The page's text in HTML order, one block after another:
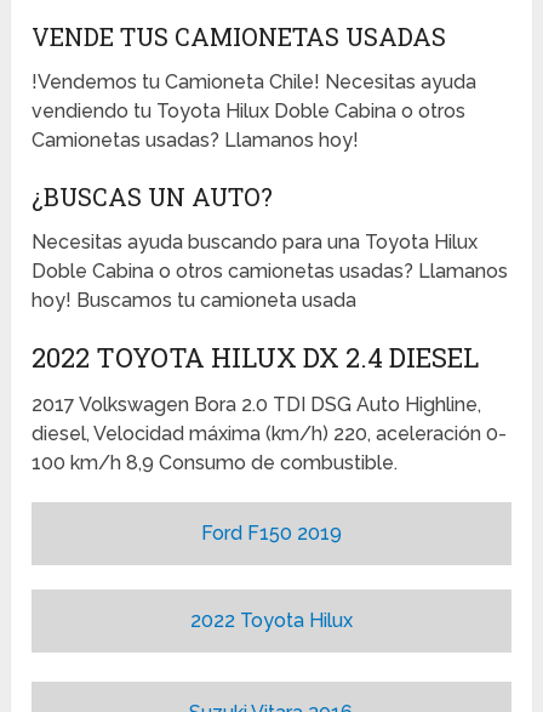
VENDE TUS CAMIONETAS USADAS
!Vendemos tu Camioneta Chile! Necesitas ayuda
vendiendo tu Toyota Hilux Doble Cabina o otros
Camionetas usadas? Llamanos hoy!
¿BUSCAS UN AUTO?
Necesitas ayuda buscando para una Toyota Hilux
Doble Cabina o otros camionetas usadas? Llamanos
hoy! Buscamos tu camioneta usada
2022 TOYOTA HILUX DX 2.4 DIESEL
2017 Volkswagen Bora 2.0 TDI DSG Auto Highline,
diesel, Velocidad máxima (km/h) 220, aceleración 0-
100 km/h 8,9 Consumo de combustible.
Ford F150 2019
2022 Toyota Hilux